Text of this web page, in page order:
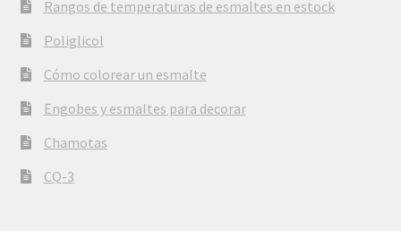
Rangos de temperaturas de esmaltes en estock
Poliglicol
Cómo colorear un esmalte
Engobes y esmaltes para decorar
Chamotas
CQ-3